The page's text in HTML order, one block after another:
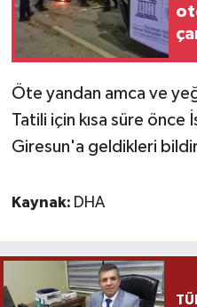
Öte yandan amca ve
Tatili için kısa süre
Giresun'a geldikleri
Kaynak: DHA